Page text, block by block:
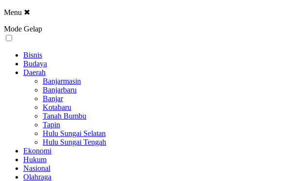
Menu ✖
Mode Gelap
Bisnis
Budaya
Daerah
Banjarmasin
Banjarbaru
Banjar
Kotabaru
Tanah Bumbu
Tapin
Hulu Sungai Selatan
Hulu Sungai Tengah
Ekonomi
Hukum
Nasional
Olahraga